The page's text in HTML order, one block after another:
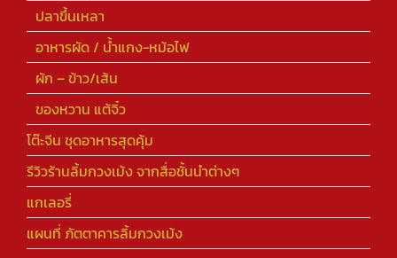
ปลาขึ้นเหลา
อาหารผัด / น้ำแกง-หม้อไฟ
ผัก – ข้าว/เส้น
ของหวาน แต้จิ๋ว
โต๊ะจีน ชุดอาหารสุดคุ้ม
รีวิวร้านลิ้มกวงเม้ง จากสื่อชั้นนำต่างๆ
แกเลอรี่
แผนที่ ภัตตาคารลิ้มกวงเม้ง